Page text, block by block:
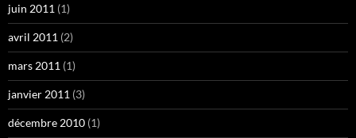
juin 2011 (1)
avril 2011 (2)
mars 2011 (1)
janvier 2011 (3)
décembre 2010 (1)